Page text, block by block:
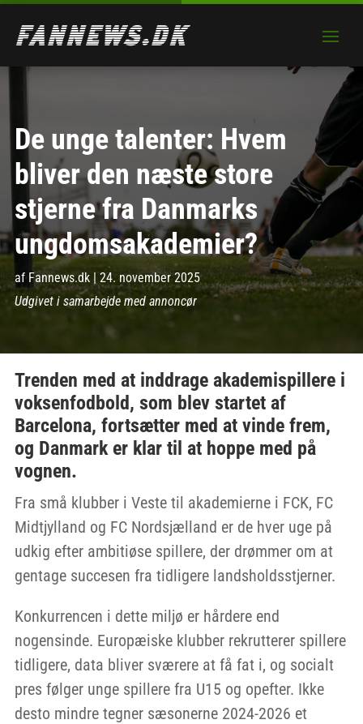
De unge talenter: Hvem
bliver den næste store
stjerne fra Danmarks
ungdomsakademier?
afFannews.dk| 24. november 2025
Udgivet i samarbejde med annoncør
Trenden med at inddrage akademispillere i
voksenfodbold, som blev startet af
Barcelona, fortsætter med at vinde frem,
og Danmark er klar til at hoppe med på
vognen.
Fra små klubber i Veste til akademierne i FCK, FC
Midtjylland og FC Nordsjælland er de hver uge på
udkig efter ambitiøse spillere, der drømmer om at
gentage succesen fra tidligere landsholdsstjerner.
Konkurrencen i dette miljø er hårdere end
nogensinde. Europæiske klubber rekrutterer spillere
tidligere, data bliver sværere at få fat i, og socialt
pres følger unge spillere fra U15 og opefter. Ikke
desto mindre tegner sæsonerne 2024-2026 et